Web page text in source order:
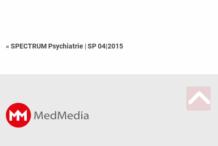
« SPECTRUM Psychiatrie |SP 04|2015